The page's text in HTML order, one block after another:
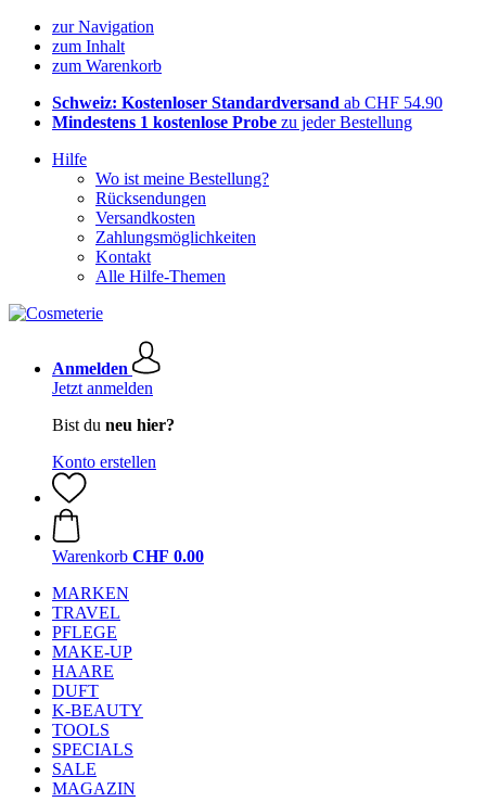
zur Navigation
zum Inhalt
zum Warenkorb
Schweiz: Kostenloser Standardversand ab CHF 54.90
Mindestens 1 kostenlose Probe zu jeder Bestellung
Hilfe
Wo ist meine Bestellung?
Rücksendungen
Versandkosten
Zahlungsmöglichkeiten
Kontakt
Alle Hilfe-Themen
Anmelden
Jetzt anmelden
Bist du neu hier?
Konto erstellen
Warenkorb CHF 0.00
MARKEN
TRAVEL
PFLEGE
MAKE-UP
HAARE
DUFT
K-BEAUTY
TOOLS
SPECIALS
SALE
MAGAZIN